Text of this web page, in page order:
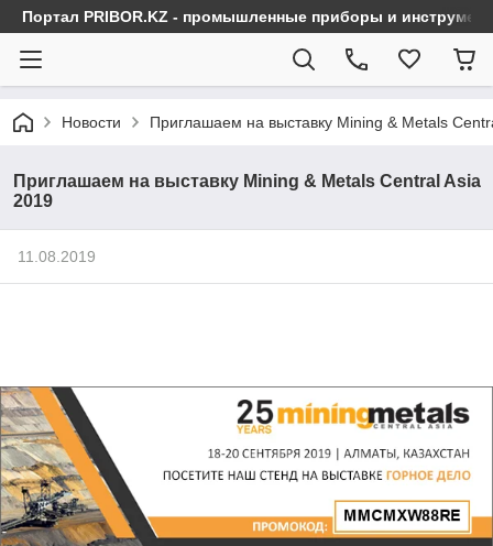
Портал PRIBOR.KZ - промышленные приборы и
Новости Приглашаем на выставку Mining & Metals
Приглашаем на выставку Mining & Metals Central Asia
2019
11.08.2019